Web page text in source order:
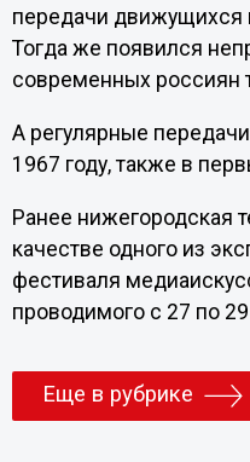
передачи движущихся
Тогда же появился
современных россиян
А регулярные
1967 году, также в
Ранее нижегородская
качестве одного из
фестиваля
проводимого с 27 по 29
Еще в рубрике